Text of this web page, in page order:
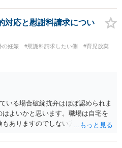
対応と慰謝料請求につい
の妊娠 #慰謝料請求したい側
#育児放棄
いる場合破綻抗弁はほぼ認められま
よいかと思います。職場は自宅を
ありますのでしない方が良いで
相手方からの離婚は拒否しても仮